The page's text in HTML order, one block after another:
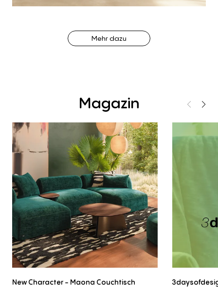
Mehr dazu
Magazin
New Character - Maona Couchtisch